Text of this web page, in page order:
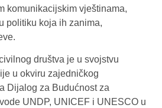
komunikacijskim vještinama,
politiku koja ih zanima,
društva je u svojstvu
u okviru zajedničkog
Dijalog za Budućnost za
UNDP, UNICEF i UNESCO u